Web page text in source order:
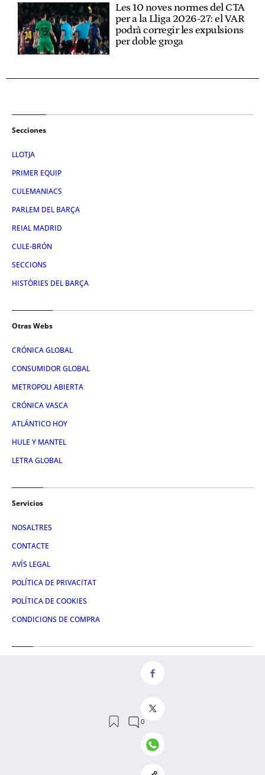
Les 10 noves normes del CTA
per a la Lliga 2026-27: el VAR
podrà corregir les expulsions
per doble groga
Secciones
LLOTJA
PRIMER EQUIP
CULEMANIACS
PARLEM DEL BARÇA
REIAL MADRID
CULE-BRÓN
SECCIONS
HISTÒRIES DEL BARÇA
Otras Webs
CRÓNICA GLOBAL
CONSUMIDOR GLOBAL
METROPOLI ABIERTA
CRÓNICA VASCA
ATLÁNTICO HOY
HULE Y MANTEL
LETRA GLOBAL
Servicios
NOSALTRES
CONTACTE
AVÍS LEGAL
POLÍTICA DE PRIVACITAT
POLÍTICA DE COOKIES
CONDICIONS DE COMPRA